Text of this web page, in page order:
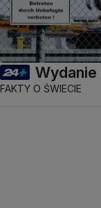
Wydanie
FAKTY O ŚWIECIE